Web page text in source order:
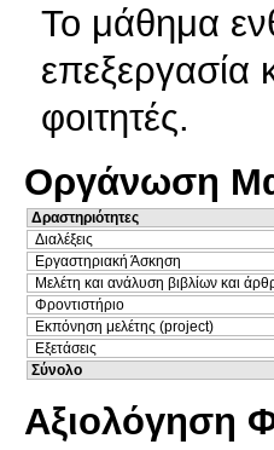
Το μάθημα
επεξεργασία
φοιτητές.
Οργάνωση
Δραστηριότητες
Διαλέξεις
Εργαστηριακή Άσκηση
Μελέτη και ανάλυση βιβλίων και
Φροντιστήριο
Εκπόνηση μελέτης (project)
Εξετάσεις
Σύνολο
Αξιολόγηση